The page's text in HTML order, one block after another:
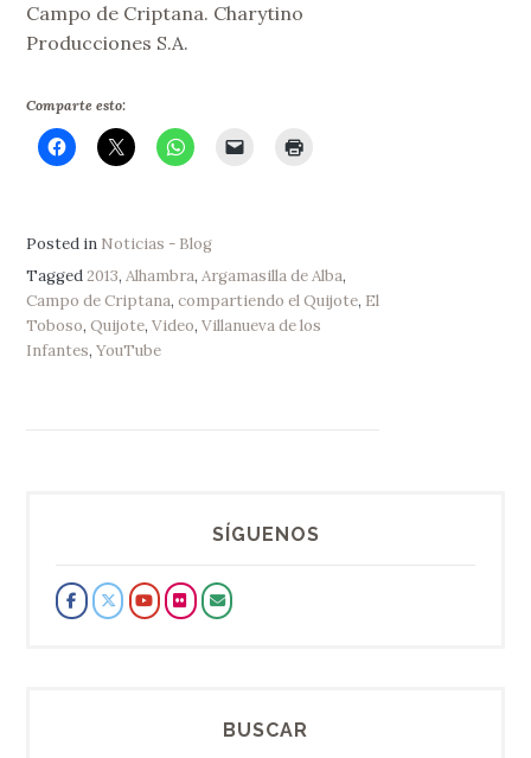
Campo de Criptana. Charytino
Producciones S.A.
Comparte esto:
Posted in Noticias - Blog
Tagged2013,Alhambra,Argamasilla de Alba,
Campo de Criptana,compartiendo el Quijote, El
Toboso,Quijote,Video,Villanueva de los
Infantes,YouTube
SÍGUENOS
BUSCAR